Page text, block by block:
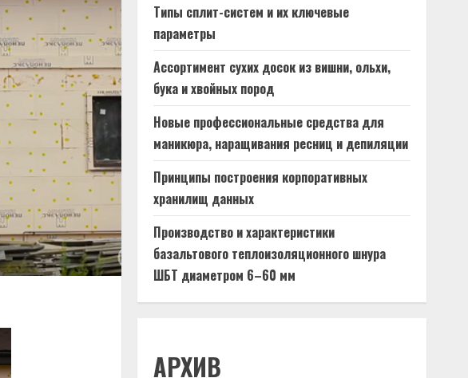
Типы сплит-систем и их ключевые
параметры
Ассортимент сухих досок из вишни, ольхи,
бука и хвойных пород
Новые профессиональные средства для
маникюра, наращивания ресниц и депиляции
Принципы построения корпоративных
хранилищ данных
Производство и характеристики
базальтового теплоизоляционного шнура
ШБТ диаметром 6–60 мм
АРХИВ